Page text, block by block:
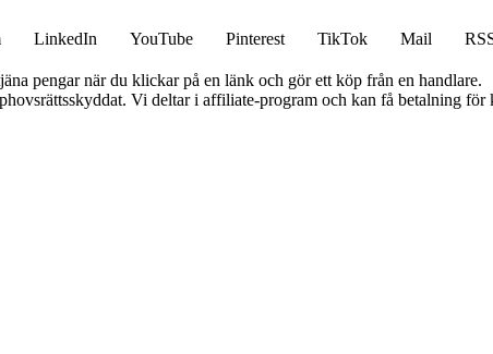
LinkedIn YouTube Pinterest TikTok Mail
pengar när du klickar på en länk och gör ett köp från en handlare.
Vi deltar i affiliate-program och kan få betalning